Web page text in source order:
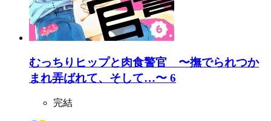
むっちりヒップと肉食警官 〜撫でられつか
まれ弄ばれて、そして…〜 6
完結